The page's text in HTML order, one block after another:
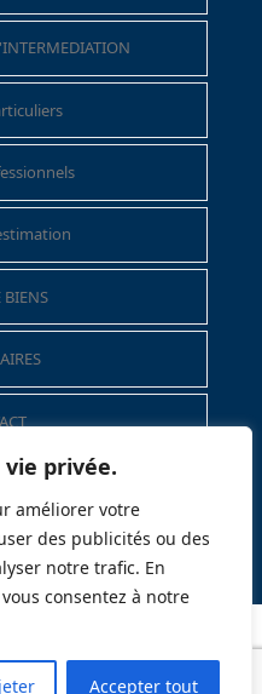
privée.
améliorer votre
des publicités ou des
notre trafic. En
consentez à notre
Accepter tout
BIENS
personnelles